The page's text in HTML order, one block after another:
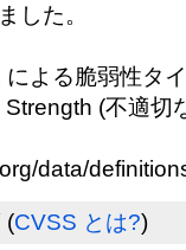
した。
による脆弱性タ
(不適切
data/
(CVSS とは?)